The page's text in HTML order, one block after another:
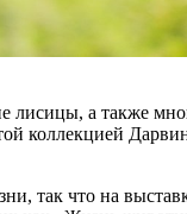
лисицы, а также
коллекцией
так что на